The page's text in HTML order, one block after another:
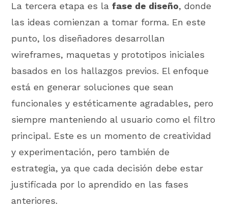
La tercera etapa es lafase de diseño, donde
las ideas comienzan a tomar forma. En este
punto, los diseñadores desarrollan
wireframes, maquetas y prototipos iniciales
basados en los hallazgos previos. El enfoque
está en generar soluciones que sean
funcionales y estéticamente agradables, pero
siempre manteniendo al usuario como el filtro
principal. Este es un momento de creatividad
y experimentación, pero también de
estrategia, ya que cada decisión debe estar
justificada por lo aprendido en las fases
anteriores.